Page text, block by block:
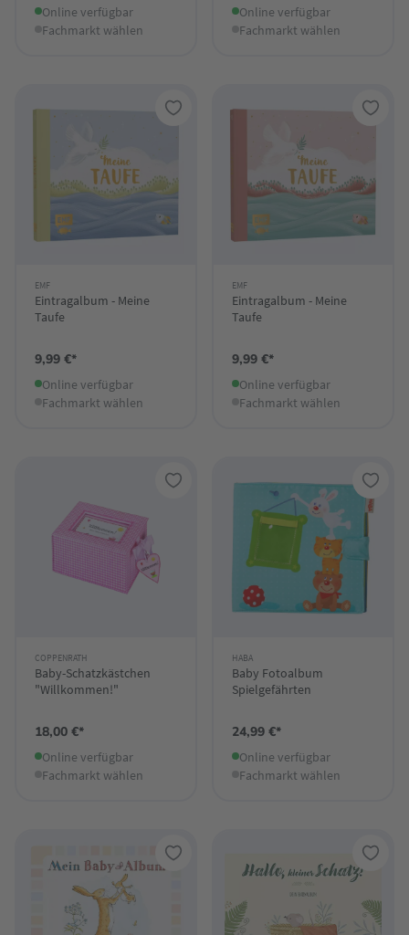
Online verfügbar
Fachmarkt wählen
Online verfügbar
Fachmarkt wählen
EMF
Eintragalbum - Meine
Taufe
9,99 €*
Online verfügbar
Fachmarkt wählen
EMF
Eintragalbum - Meine
Taufe
9,99 €*
Online verfügbar
Fachmarkt wählen
COPPENRATH
Baby-Schatzkästchen
"Willkommen!"
18,00 €*
Online verfügbar
Fachmarkt wählen
HABA
Baby Fotoalbum
Spielgefährten
24,99 €*
Online verfügbar
Fachmarkt wählen